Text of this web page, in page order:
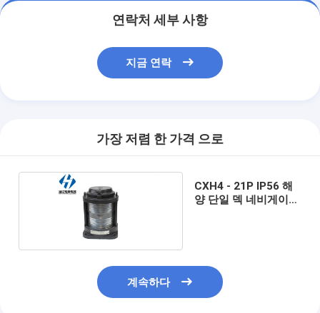
연락처 세부 사항
지금 연락
가장 저렴 한 가격 으로
CXH4 - 21P IP56 해
양 단일 덱 네비게이션
계속하다